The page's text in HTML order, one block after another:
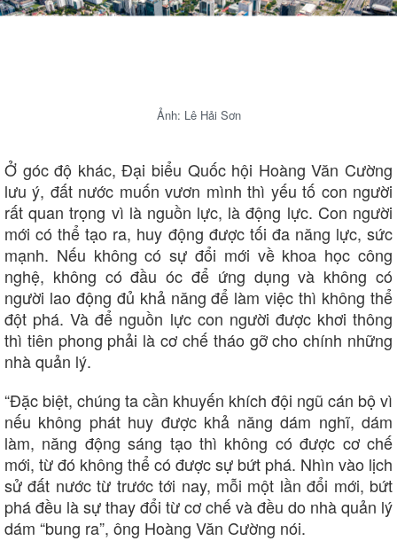
Du lịch
Săn Tour
check-in
Đọc truyện đêm khuya
Cửa sổ tình yêu
Kể chuyện cho bé
Hạt giống tâm hồn
Ảnh: Lê Hải Sơn
Ở góc độ khác, Đại biểu Quốc hội Hoàng Văn Cường
lưu ý, đất nước muốn vươn mình thì yếu tố con người
rất quan trọng vì là nguồn lực, là động lực. Con người
mới có thể tạo ra, huy động được tối đa năng lực, sức
mạnh. Nếu không có sự đổi mới về khoa học công
nghệ, không có đầu óc để ứng dụng và không có
người lao động đủ khả năng để làm việc thì không thể
đột phá. Và để nguồn lực con người được khơi thông
thì tiên phong phải là cơ chế tháo gỡ cho chính những
nhà quản lý.
“Đặc biệt, chúng ta cần khuyến khích đội ngũ cán bộ vì
nếu không phát huy được khả năng dám nghĩ, dám
làm, năng động sáng tạo thì không có được cơ chế
mới, từ đó không thể có được sự bứt phá. Nhìn vào lịch
sử đất nước từ trước tới nay, mỗi một lần đổi mới, bứt
phá đều là sự thay đổi từ cơ chế và đều do nhà quản lý
dám “bung ra”, ông Hoàng Văn Cường nói.